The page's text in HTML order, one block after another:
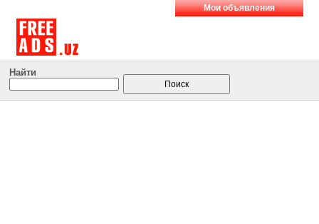
Мои объявления
Найти